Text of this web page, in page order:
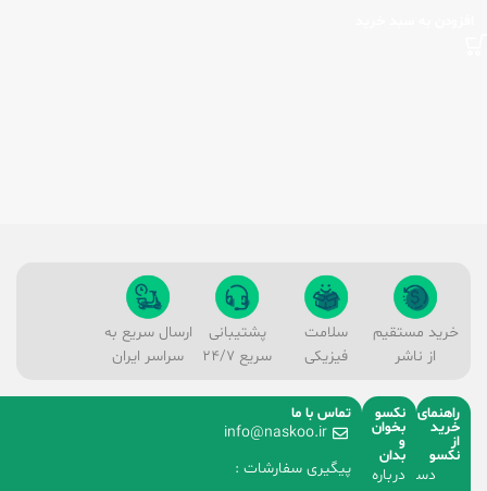
خرید مستقیم
از ناشر
سلامت
فیزیکی
پشتیبانی
سریع 24/7
ارسال سریع به
سراسر ایران
راهنمای
خرید
از
نکسو
دسته
نکسو
بخوان
و
بدان
درباره
تماس با ما
info@naskoo.ir
پیگیری سفارشات :